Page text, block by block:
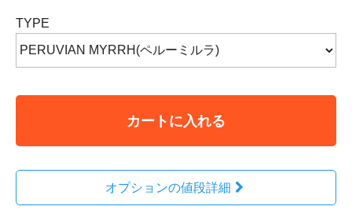
TYPE
カートに入れる
オプションの値段詳細